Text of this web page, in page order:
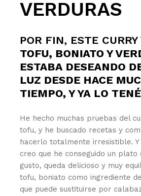
VERDURAS
POR FIN, ESTE
TOFU, BONIATO Y
ESTABA DESEANDO
LUZ DESDE HACE
TIEMPO, Y YA LO
He hecho muchas pruebas del
tofu, y he buscado recetas y
hacerlo totalmente irresistible.
creo que he conseguido un plato
gusto, queda delicioso y muy
tofu, boniato como ingrediente
que puede sustituirse por